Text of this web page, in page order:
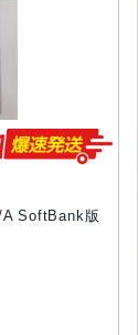
SoftBank版